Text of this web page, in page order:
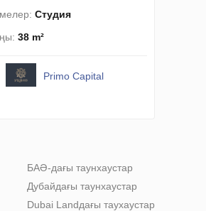
Студия
38 m²
Primo Capital
БАӘ-дағы таунхаустар
Дубайдағы таунхаустар
Dubai Landдағы таухаустар